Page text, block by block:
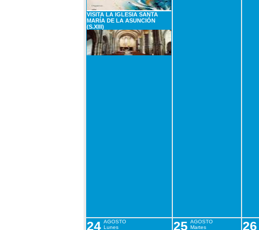
VISITA LA IGLESIA SANTA
MARÍA DE LA ASUNCIÓN
(S.XIII)
24 AGOSTO
Lunes
25 AGOSTO
Martes
26